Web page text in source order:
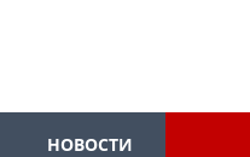
НОВОСТИ